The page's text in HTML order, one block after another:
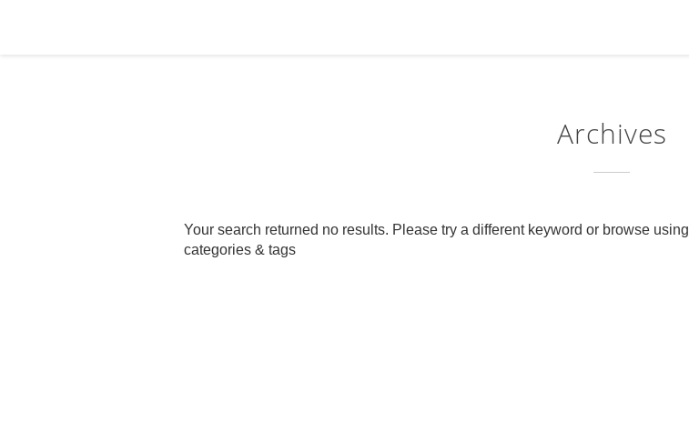
Archives
Your search returned no results. Please try a different keyword or browse using
categories & tags